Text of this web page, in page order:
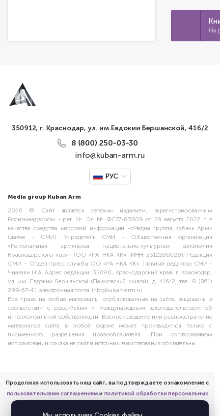
На
350912, г. Краснодар, ул. им.Евдокии Бершанской, 416/2
8 (800) 250-03-30
info@kuban-arm.ru
РУС
Media group Kuban Arm
2026 © Сайт является сетевым изданием, зарегистрированным
Роскомнадзором - рег. № Эл № ФС77-83809 от 29 августа 2022 г. в
качестве средства массовой информации -«Медиа группа Кубань Арм»
(далее - СМИ). Учредитель СМИ - Общественная организация
«Региональная армянская национально-культурная автономия
Краснодарского края» (ОО «РА НКА КК», ИНН 2312288028). Редакция
СМИ – Отдел пресс службы ОО «РА НКА КК». Главный редактор СМИ -
Чнаваян Н.А. Адрес редакции: 350911, Краснодарский край, г. Краснодар,
ул. им. Евдокии Бершанской (Пашковский жилой), д. 416/2, тел. 8 (861)
299-67-41, электронная почта: info@kuban-arm.ru.
Все права на любые материалы, опубликованные на сайте, защищены в
соответствии с российским и международным законодательством об
интеллектуальной собственности. Воспроизведение или распространение
материалов сайта в любой форме может производиться только с
письменного разрешения правообладателя. При согласованном
использовании ссылка на сайт и источник заимствования обязательны.
Продолжая использовать наш сайт, вы подтверждаете ознакомление с
пользовательским соглашением и политикой обработки персональных